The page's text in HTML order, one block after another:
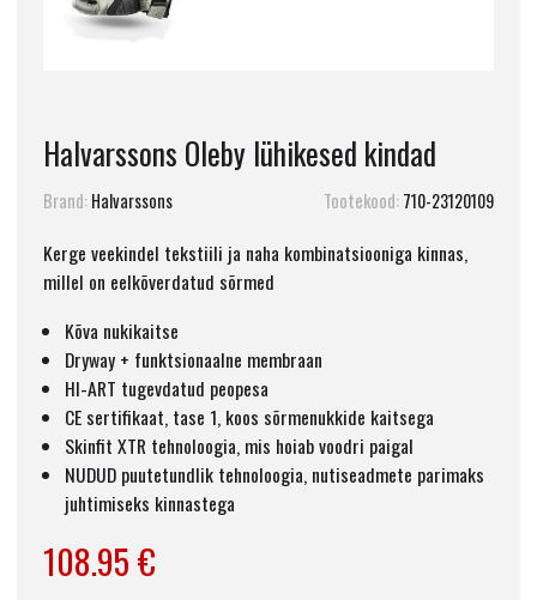
Halvarssons Oleby lühikesed kindad
Brand:Halvarssons Tootekood:710-23120109
Kerge veekindel tekstiili ja naha kombinatsiooniga kinnas,
millel on eelkõverdatud sõrmed
Kõva nukikaitse
Dryway + funktsionaalne membraan
HI-ART tugevdatud peopesa
CE sertifikaat, tase 1, koos sõrmenukkide kaitsega
Skinfit XTR tehnoloogia, mis hoiab voodri paigal
NUDUD puutetundlik tehnoloogia, nutiseadmete parimaks
juhtimiseks kinnastega
108.95 €